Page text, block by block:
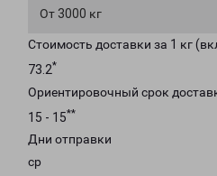
От 3000 кг
Стоимость доставки за 1 кг
73.2*
Ориентировочный срок
15 - 15**
Дни отправки
ср